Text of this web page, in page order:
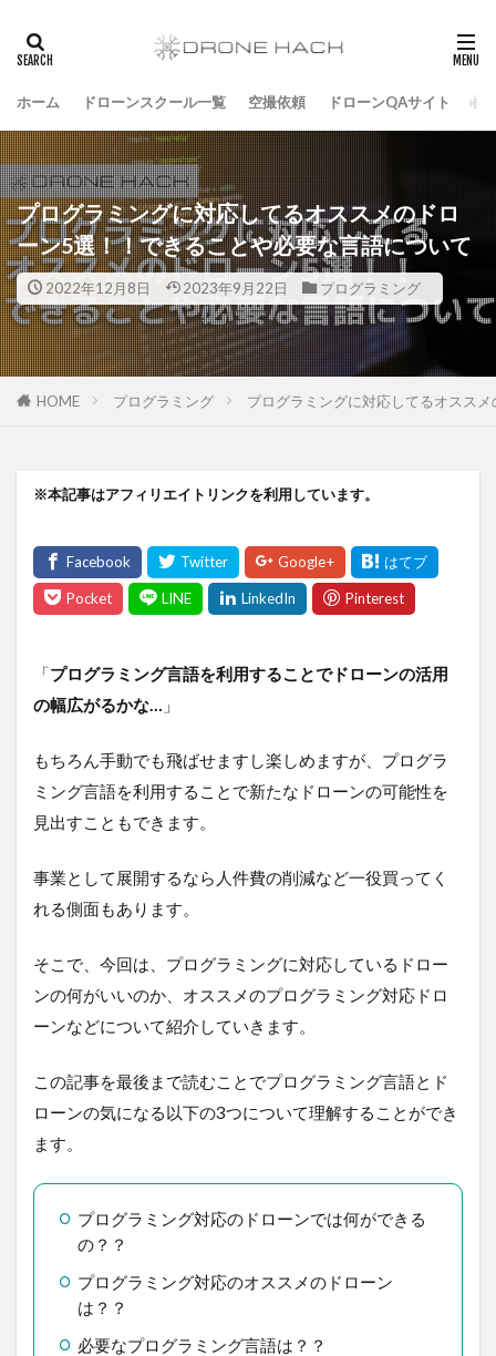
ホーム ドローンスクール一覧 空撮依頼 ドローンQAサイト 飛
プログラミングに対応してるオススメのドロ
ーン5選！！できることや必要な言語について
2022年12月8日 2023年9月22日 プログラミング
HOME プログラミング プログラミングに対応してるオスス
※本記事はアフィリエイトリンクを利用しています。
「プログラミング言語を利用することでドローンの活用
の幅広がるかな…
」
もちろん手動でも飛ばせますし楽しめますが、プログラ
ミング言語を利用することで新たなドローンの可能性を
見出すこともできます。
事業として展開するなら人件費の削減など一役買ってく
れる側面もあります。
そこで、今回は、プログラミングに対応しているドロー
ンの何がいいのか、オススメのプログラミング対応ドロ
ーンなどについて紹介していきます。
この記事を最後まで読むことでプログラミング言語とド
ローンの気になる以下の3つについて理解することができ
ます。
プログラミング対応のドローンでは何ができる
の？？
プログラミング対応のオススメのドローン
は？？
必要なプログラミング言語は？？